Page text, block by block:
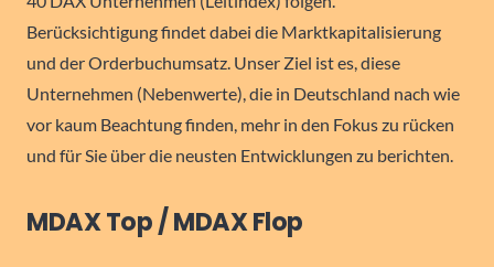
Berücksichtigung findet dabei die Marktkapitalisierung
und der Orderbuchumsatz. Unser Ziel ist es, diese
Unternehmen (Nebenwerte), die in Deutschland nach wie
vor kaum Beachtung finden, mehr in den Fokus zu rücken
und für Sie über die neusten Entwicklungen zu berichten.
MDAX Top / MDAX Flop